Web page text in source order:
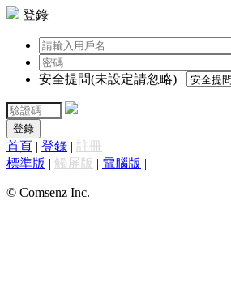
登錄
安全提問(未設定請忽略)
登錄
首頁 | 登錄 | 註冊
標準版 | 觸屏版 | 電腦版 |
© Comsenz Inc.